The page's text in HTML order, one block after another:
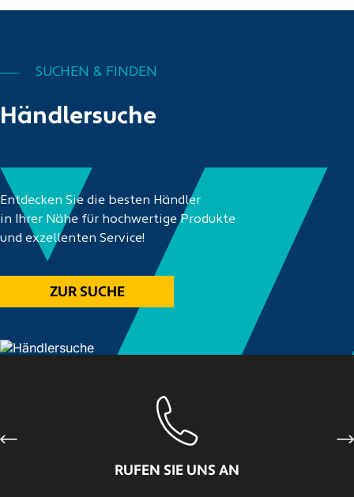
Händlersuche
SUCHEN & FINDEN
Entdecken Sie die besten Händler
in Ihrer Nähe für hochwertige Produkte
und exzellenten Service!
ZUR SUCHE
RUFEN SIE UNS AN
Previous